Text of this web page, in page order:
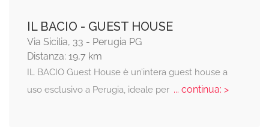
IL BACIO - GUEST HOUSE
Via Sicilia, 33 - Perugia PG
Distanza: 19,7 km
IL BACIO Guest House è un’intera guest house a
uso esclusivo a Perugia, ideale per... continua: >